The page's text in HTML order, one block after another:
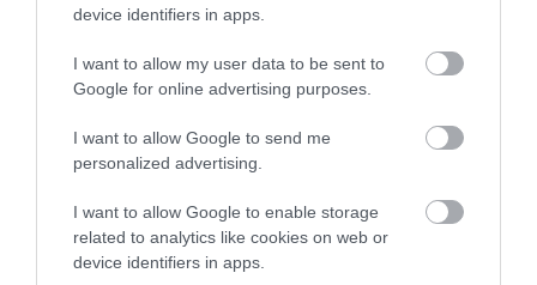
device identifiers in apps.
I want to allow my user data to be sent to
Google for online advertising purposes.
I want to allow Google to send me
personalized advertising.
I want to allow Google to enable storage
related to analytics like cookies on web or
device identifiers in apps.
ΦΕΣΤΙΒΑΛ ΑΝΔΡΟΥ: Ένα
βαθυστόχαστο έργο του
07/08/2026
ΤΟ ΜΕΓΑΛΥΤΕΡΟ
ΠΑΝΗΓΥΡΙ ΤΗΣ ΑΝΔΡΟΥ:
Του Σωτήρος στην Άρνη!…